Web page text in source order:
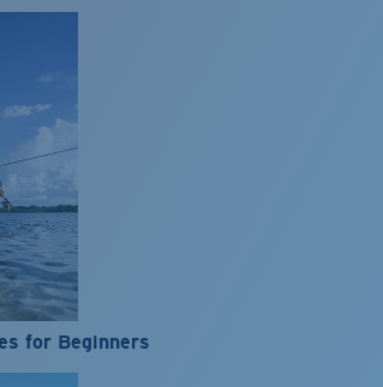
for Beginners